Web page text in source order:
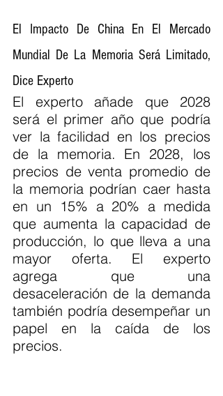
El Impacto De China En El Mercado
Mundial De La Memoria Será Limitado,
Dice Experto
El experto añade que 2028
será el primer año que podría
ver la facilidad en los precios
de la memoria. En 2028, los
precios de venta promedio de
la memoria podrían caer hasta
en un 15% a 20% a medida
que aumenta la capacidad de
producción, lo que lleva a una
mayor oferta. El experto
agrega que una
desaceleración de la demanda
también podría desempeñar un
papel en la caída de los
precios.